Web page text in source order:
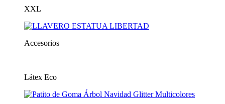
XXL
Accesorios
Látex Eco